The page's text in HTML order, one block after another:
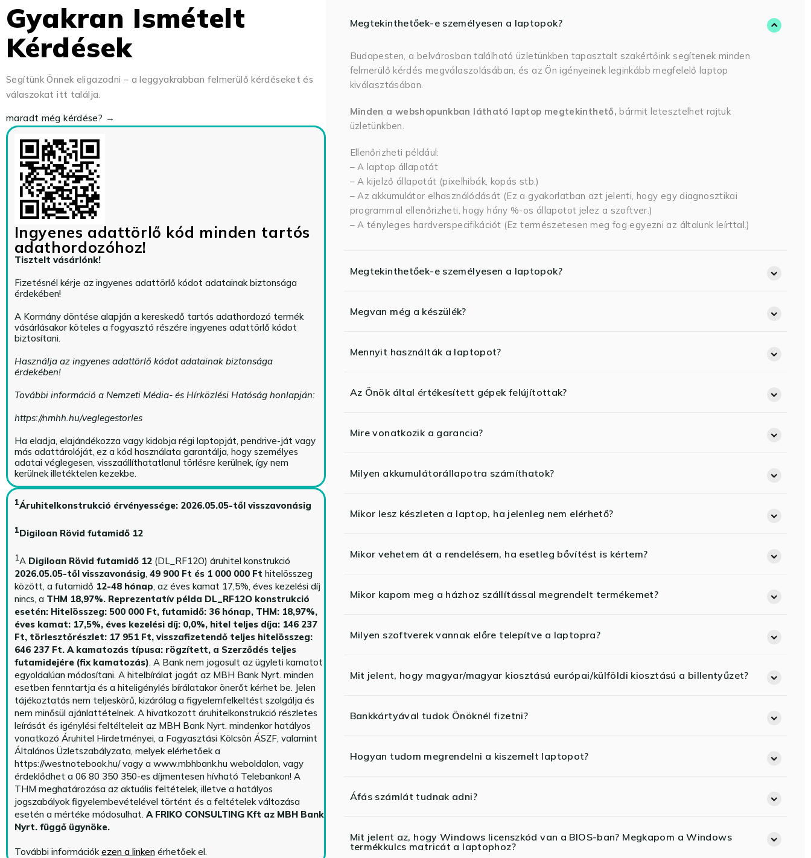
Gyakran Ismételt
Kérdések
Segítünk Önnek eligazodni – a leggyakrabban felmerülő kérdéseket és
válaszokat itt találja.
maradt még kérdése? →
Ingyenes adattörlő kód minden tartós
adathordozóhoz!
Tisztelt vásárlónk!
Fizetésnél kérje az ingyenes adattörlő kódot adatainak biztonsága
érdekében!
A Kormány döntése alapján a kereskedő tartós adathordozó termék
vásárlásakor köteles a fogyasztó részére ingyenes adattörlő kódot
biztosítani.
Használja az ingyenes adattörlő kódot adatainak biztonsága
érdekében!
További információ a Nemzeti Média- és Hírközlési Hatóság honlapján:
https://nmhh.hu/veglegestorles
Ha eladja, elajándékozza vagy kidobja régi laptopját, pendrive-ját vagy
más adattárolóját, ez a kód használata garantálja, hogy személyes
adatai véglegesen, visszaállíthatatlanul törlésre kerülnek, így nem
kerülnek illetéktelen kezekbe.
1Áruhitelkonstrukció érvényessége: 2026.05.05-től visszavonásig
1Digiloan Rövid futamidő 12
1A Digiloan Rövid futamidő 12(DL_RF12O) áruhitel konstrukció
2026.05.05-től visszavonásig, 49 900 Ft és 1 000 000 Ft hitelösszeg
között, a futamidő 12-48 hónap, az éves kamat 17,5%, éves kezelési díj
nincs, a THM 18,97%. Reprezentatív példa DL_RF12O konstrukció
esetén: Hitelösszeg: 500 000 Ft, futamidő: 36 hónap, THM: 18,97%,
éves kamat: 17,5%, éves kezelési díj: 0,0%, hitel teljes díja: 146 237
Ft, törlesztőrészlet: 17 951 Ft, visszafizetendő teljes hitelösszeg:
646 237 Ft. A kamatozás típusa: rögzített, a Szerződés teljes
futamidejére (fix kamatozás). A Bank nem jogosult az ügyleti kamatot
egyoldalúan módosítani. A hitelbírálat jogát az MBH Bank Nyrt. minden
esetben fenntartja és a hiteligénylés bírálatakor önerőt kérhet be. Jelen
tájékoztatás nem teljeskörű, kizárólag a figyelemfelkeltést szolgálja és
nem minősül ajánlattételnek. A hivatkozott áruhitelkonstrukció részletes
leírását és igénylési feltélteleit az MBH Bank Nyrt. mindenkor hatályos
vonatkozó Áruhitel Hirdetményei, a Fogyasztási Kölcsön ÁSZF, valamint
Általános Üzletszabályzata, melyek elérhetőek a
https://westnotebook.hu/vagy a www.mbhbank.hu weboldalon, vagy
érdeklődhet a 06 80 350 350-es díjmentesen hívható Telebankon! A
THM meghatározása az aktuális feltételek, illetve a hatályos
jogszabályok figyelembevételével történt és a feltételek változása
esetén a mértéke módosulhat. A FRIKO CONSULTING Kft az MBH Bank
Nyrt. függő ügynöke.
További információk ezen a linkenérhetőek el.
Megtekinthetőek-e személyesen a laptopok?
Budapesten, a belvárosban található üzletünkben tapasztalt szakértőink segítenek minden
felmerülő kérdés megválaszolásában, és az Ön igényeinek leginkább megfelelő laptop
kiválasztásában.
Minden a webshopunkban látható laptop megtekinthető,bármit letesztelhet rajtuk
üzletünkben.
Ellenőrizheti például:
– A laptop állapotát
– A kijelző állapotát (pixelhibák, kopás stb.)
– Az akkumulátor elhasználódását (Ez a gyakorlatban azt jelenti, hogy egy diagnosztikai
programmal ellenőrizheti, hogy hány %-os állapotot jelez a szoftver.)
– A tényleges hardverspecifikációt (Ez természetesen meg fog egyezni az általunk leírttal.)
Megtekinthetőek-e személyesen a laptopok?
Megvan még a készülék?
Mennyit használták a laptopot?
Az Önök által értékesített gépek felújítottak?
Mire vonatkozik a garancia?
Milyen akkumulátorállapotra számíthatok?
Mikor lesz készleten a laptop, ha jelenleg nem elérhető?
Mikor vehetem át a rendelésem, ha esetleg bővítést is kértem?
Mikor kapom meg a házhoz szállítással megrendelt termékemet?
Milyen szoftverek vannak előre telepítve a laptopra?
Mit jelent, hogy magyar/magyar kiosztású európai/külföldi kiosztású a billentyűzet?
Bankkártyával tudok Önöknél fizetni?
Hogyan tudom megrendelni a kiszemelt laptopot?
Áfás számlát tudnak adni?
Mit jelent az, hogy Windows licenszkód van a BIOS-ban? Megkapom a Windows
termékkulcs matricát a laptophoz?